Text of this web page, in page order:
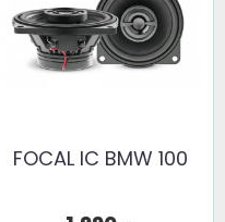
FOCAL IC BMW 100